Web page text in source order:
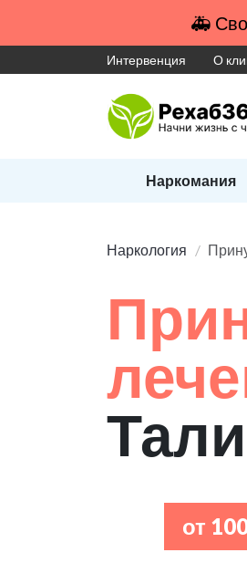
🚑
Интервенция О
Наркомания
Наркология
от